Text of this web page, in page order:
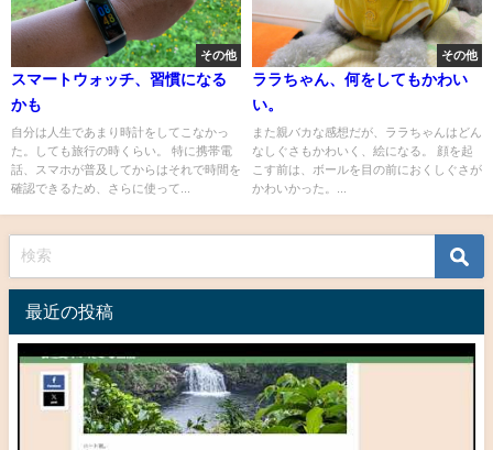
その他
スマートウォッチ、習慣になる
かも
自分は人生であまり時計をしてこなかっ
た。しても旅行の時くらい。 特に携帯電
話、スマホが普及してからはそれで時間を
確認できるため、さらに使って...
その他
ララちゃん、何をしてもかわい
い。
また親バカな感想だが、ララちゃんはどん
なしぐさもかわいく、絵になる。 顔を起
こす前は、ボールを目の前におくしぐさが
かわいかった。...
最近の投稿